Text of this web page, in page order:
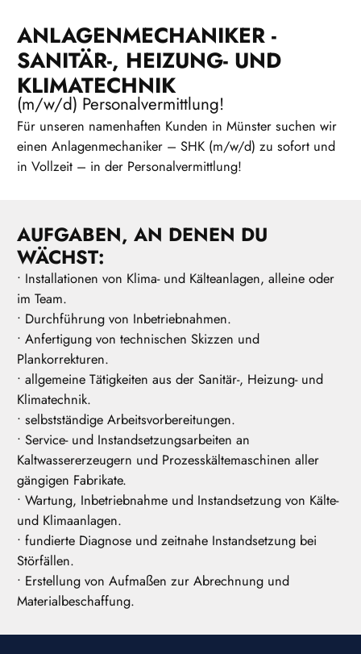
ANLAGENMECHANIKER -
SANITÄR-, HEIZUNG- UND
KLIMATECHNIK
(m/w/d) Personalvermittlung!
Für unseren namenhaften Kunden in Münster suchen wir
einen Anlagenmechaniker – SHK (m/w/d) zu sofort und
in Vollzeit – in der Personalvermittlung!
AUFGABEN, AN DENEN DU
WÄCHST:
• Installationen von Klima- und Kälteanlagen, alleine oder
im Team.
• Durchführung von Inbetriebnahmen.
• Anfertigung von technischen Skizzen und
Plankorrekturen.
• allgemeine Tätigkeiten aus der Sanitär-, Heizung- und
Klimatechnik.
• selbstständige Arbeitsvorbereitungen.
• Service- und Instandsetzungsarbeiten an
Kaltwassererzeugern und Prozesskältemaschinen aller
gängigen Fabrikate.
• Wartung, Inbetriebnahme und Instandsetzung von Kälte-
und Klimaanlagen.
• fundierte Diagnose und zeitnahe Instandsetzung bei
Störfällen.
• Erstellung von Aufmaßen zur Abrechnung und
Materialbeschaffung.